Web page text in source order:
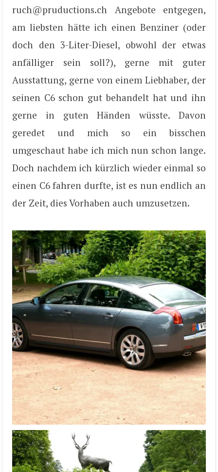
ruch@pruductions.ch Angebote entgegen,
am liebsten hätte ich einen Benziner (oder
doch den 3-Liter-Diesel, obwohl der etwas
anfälliger sein soll?), gerne mit guter
Ausstattung, gerne von einem Liebhaber, der
seinen C6 schon gut behandelt hat und ihn
gerne in guten Händen wüsste. Davon
geredet und mich so ein bisschen
umgeschaut habe ich mich nun schon lange.
Doch nachdem ich kürzlich wieder einmal so
einen C6 fahren durfte, ist es nun endlich an
der Zeit, dies Vorhaben auch umzusetzen.